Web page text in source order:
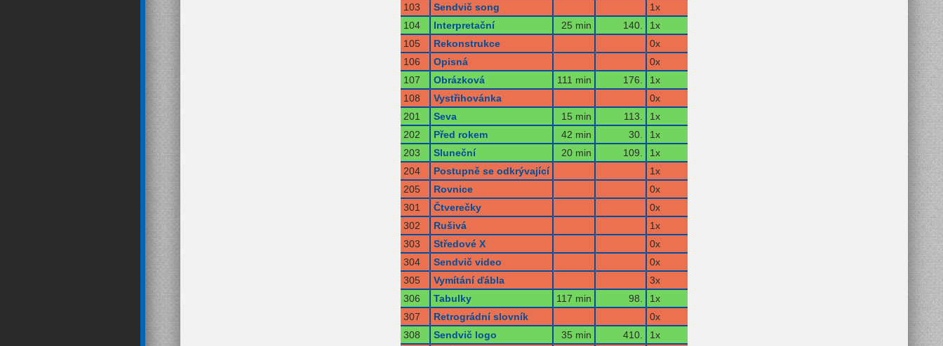
103
Sendvič song
1x
104
Interpretační 25 min 140.
1x
105
Rekonstrukce
0x
106
Opisná
0x
107
Obrázková 111 min 176.
1x
108
Vystřihovánka
0x
201
Seva 15 min 113.
1x
202
Před rokem 42 min 30.
1x
203
Sluneční 20 min 109.
1x
204
Postupně se odkrývající
1x
205
Rovnice
0x
301
Čtverečky
0x
302
Rušivá
1x
303
Středové X
0x
304
Sendvič video
0x
305
Vymítání ďábla
3x
306
Tabulky 117 min 98.
1x
307
Retrográdní slovník
0x
308
Sendvič logo 35 min 410.
1x